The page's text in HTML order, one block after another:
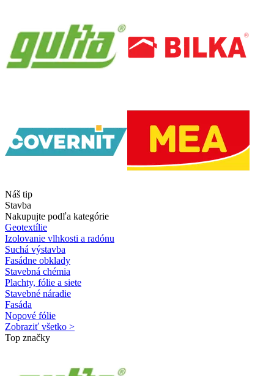
Náš tip
Stavba
Nakupujte podľa kategórie
Geotextílie
Izolovanie vlhkosti a radónu
Suchá výstavba
Fasádne obklady
Stavebná chémia
Plachty, fólie a siete
Stavebné náradie
Fasáda
Nopové fólie
Zobraziť všetko >
Top značky